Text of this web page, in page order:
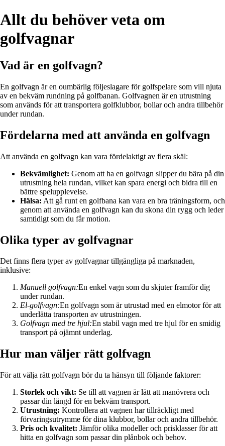
Allt du behöver veta om
golfvagnar
Vad är en golfvagn?
En golfvagn är en oumbärlig följeslagare för golfspelare som vill njuta
av en bekväm rundning på golfbanan. Golfvagnen är en utrustning
som används för att transportera golfklubbor, bollar och andra tillbehör
under rundan.
Fördelarna med att använda en golfvagn
Att använda en golfvagn kan vara fördelaktigt av flera skäl:
Bekvämlighet: Genom att ha en golfvagn slipper du bära på din
utrustning hela rundan, vilket kan spara energi och bidra till en
bättre spelupplevelse.
Hälsa: Att gå runt en golfbana kan vara en bra träningsform, och
genom att använda en golfvagn kan du skona din rygg och leder
samtidigt som du får motion.
Olika typer av golfvagnar
Det finns flera typer av golfvagnar tillgängliga på marknaden,
inklusive:
Manuell golfvagn:En enkel vagn som du skjuter framför dig
under rundan.
El-golfvagn:En golfvagn som är utrustad med en elmotor för att
underlätta transporten av utrustningen.
Golfvagn med tre hjul:En stabil vagn med tre hjul för en smidig
transport på ojämnt underlag.
Hur man väljer rätt golfvagn
För att välja rätt golfvagn bör du ta hänsyn till följande faktorer:
Storlek och vikt: Se till att vagnen är lätt att manövrera och
passar din längd för en bekväm transport.
Utrustning: Kontrollera att vagnen har tillräckligt med
förvaringsutrymme för dina klubbor, bollar och andra tillbehör.
Pris och kvalitet: Jämför olika modeller och prisklasser för att
hitta en golfvagn som passar din plånbok och behov.